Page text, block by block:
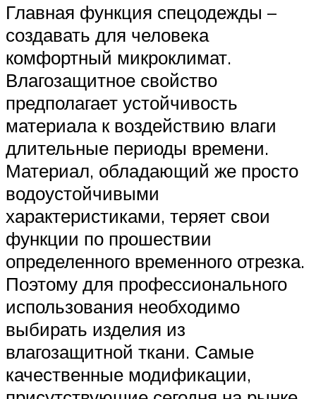
Главная функция спецодежды –
создавать для человека
комфортный микроклимат.
Влагозащитное свойство
предполагает устойчивость
материала к воздействию влаги
длительные периоды времени.
Материал, обладающий же просто
водоустойчивыми
характеристиками, теряет свои
функции по прошествии
определенного временного отрезка.
Поэтому для профессионального
использования необходимо
выбирать изделия из
влагозащитной ткани. Самые
качественные модификации,